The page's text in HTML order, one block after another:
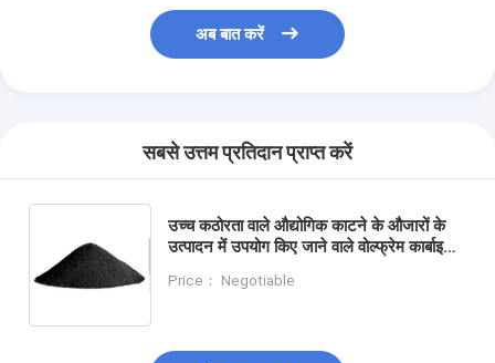
अब बात करें
सबसे उत्तम प्रतिदान प्राप्त करें
उच्च कठोरता वाले औद्योगिक काटने के औजारों के
उत्पादन में उपयोग किए जाने वाले वोल्फ्रेम कार्बाइड
डिग्री सेल्सियस
Price： Negotiable